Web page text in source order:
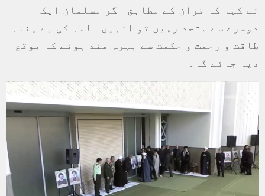
نے کہا کہ قرآن کے مطابق اگر مسلمان ایک
دوسرے سے متحد رہیں تو انہيں اللہ کی بے پناہ
طاقت و رحمت و حکمت سے بہرہ مند ہونے کا موقع
دیا جائے گا۔